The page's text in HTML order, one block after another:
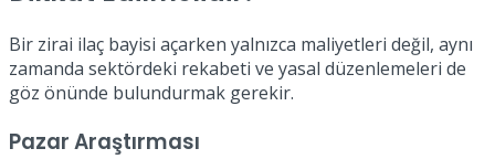
Bir zirai ilaç bayisi açarken yalnızca maliyetleri değil, aynı
zamanda sektördeki rekabeti ve yasal düzenlemeleri de
göz önünde bulundurmak gerekir.
Pazar Araştırması